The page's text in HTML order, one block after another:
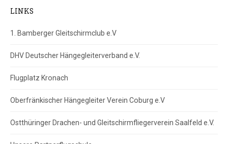
LINKS
1. Bamberger Gleitschirmclub e.V
DHV Deutscher Hängegleiterverband e.V.
Flugplatz Kronach
Oberfränkischer Hängegleiter Verein Coburg e.V
Ostthüringer Drachen- und Gleitschirmfliegerverein Saalfeld e.V.